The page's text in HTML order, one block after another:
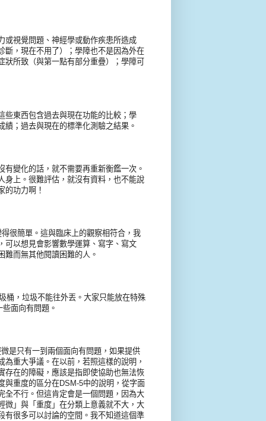
或視覺問題、神經學或動作疾患所造成
斷，現在不用了）；學障也不是因為外在
所致（與第一點有部分重疊）；學障可
些東西包含過去與現在功能的比較；學
；過去與現在的標準化測驗之結果。
變化的話，就不需要再重新衡鑑一次。
身上。很難評估，就沒有資料，也不能說
的功力啊！
很簡單。這與臨床上的觀察相符合，我
可以想見會影響數學運算、寫字、寫文
難而無其他閱讀困難的人。
桶，垃圾不能往外丟。大家只能放在特殊
面向有問題。
是只有一到兩個面向有問題，如果提供
重大爭議。在以前，若照這樣的說明，
存在的障礙，應該是指即使協助也無法恢
與重度的區分在DSM-5中的說明，從字面
全不行。但這肯定會是一個問題，因為大
微」與「重度」在分類上意義就不大，大
有很多可以討論的空間。我不知道這個準